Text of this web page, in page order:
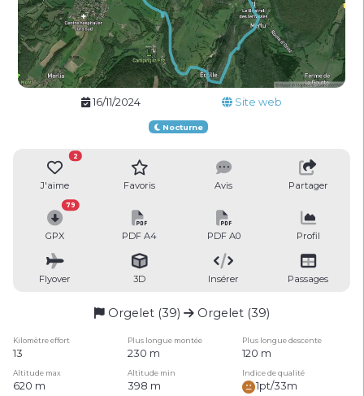
16/11/2024 Site web
Nocturne
J'aime
2
Favoris Avis Partager
GPX
79
PDF A4 PDF A0 Profil
Flyover 3D Insérer Passages
Orgelet (39) Orgelet (39)
Kilomètre effort Plus longue montée Plus longue descente
13 230 m 120 m
Altitude max Altitude min Indice de qualité
620 m 398 m 1pt/33m